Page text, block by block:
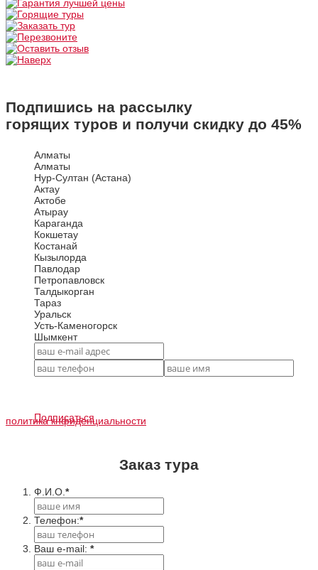
Подпишись на рассылку
горящих туров и получи скидку до 45%
Алматы
Алматы
Нур-Султан (Астана)
Актау
Актобе
Атырау
Караганда
Кокшетау
Костанай
Кызылорда
Павлодар
Петропавловск
Талдыкорган
Тараз
Уральск
Усть-Каменогорск
Шымкент
политика кнфиденциальности
Подписаться
Заказ тура
Ф.И.О. *
Телефон:*
Ваш e-mail: *